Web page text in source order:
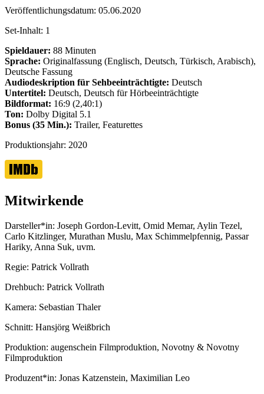
Veröffentlichungsdatum: 05.06.2020
Set-Inhalt: 1
Spieldauer: 88 Minuten
Sprache: Originalfassung (Englisch, Deutsch, Türkisch, Arabisch),
Deutsche Fassung
Audiodeskription für Sehbeeinträchtigte: Deutsch
Untertitel: Deutsch, Deutsch für Hörbeeinträchtigte
Bildformat: 16:9 (2,40:1)
Ton: Dolby Digital 5.1
Bonus (35 Min.): Trailer, Featurettes
Produktionsjahr: 2020
Mitwirkende
Darsteller*in: Joseph Gordon-Levitt, Omid Memar, Aylin Tezel,
Carlo Kitzlinger, Murathan Muslu, Max Schimmelpfennig, Passar
Hariky, Anna Suk, uvm.
Regie: Patrick Vollrath
Drehbuch: Patrick Vollrath
Kamera: Sebastian Thaler
Schnitt: Hansjörg Weißbrich
Produktion: augenschein Filmproduktion, Novotny & Novotny
Filmproduktion
Produzent*in: Jonas Katzenstein, Maximilian Leo